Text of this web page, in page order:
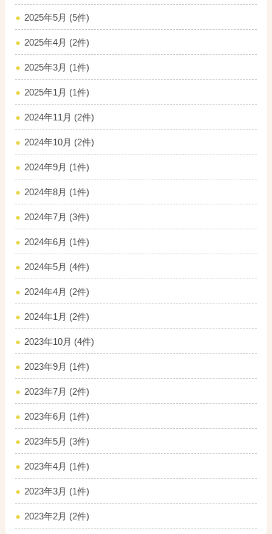
2025年5月 (5件)
2025年4月 (2件)
2025年3月 (1件)
2025年1月 (1件)
2024年11月 (2件)
2024年10月 (2件)
2024年9月 (1件)
2024年8月 (1件)
2024年7月 (3件)
2024年6月 (1件)
2024年5月 (4件)
2024年4月 (2件)
2024年1月 (2件)
2023年10月 (4件)
2023年9月 (1件)
2023年7月 (2件)
2023年6月 (1件)
2023年5月 (3件)
2023年4月 (1件)
2023年3月 (1件)
2023年2月 (2件)